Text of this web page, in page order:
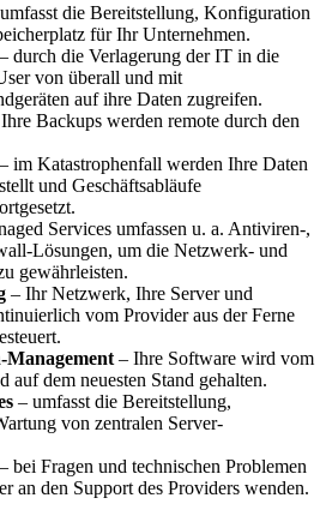
die Bereitstellung, Konfiguration
für Ihr Unternehmen.
– durch die Verlagerung der IT in die
von überall und mit
auf ihre Daten zugreifen.
Backups werden remote durch den
– im Katastrophenfall werden Ihre Daten
und Geschäftsabläufe
Services umfassen u. a. Antiviren-,
Lösungen, um die Netzwerk- und
gewährleisten.
– Ihr Netzwerk, Ihre Server und
vom Provider aus der Ferne
Management – Ihre Software wird vom
auf dem neuesten Stand gehalten.
– umfasst die Bereitstellung,
von zentralen Server-
– bei Fragen und technischen Problemen
an den Support des Providers wenden.